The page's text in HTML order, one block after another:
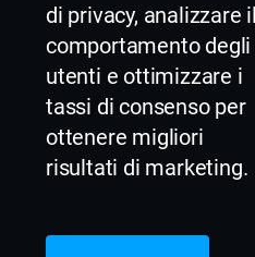
di privacy, analizzare
comportamento degli
utenti e ottimizzare i
tassi di consenso per
ottenere migliori
risultati di marketing.